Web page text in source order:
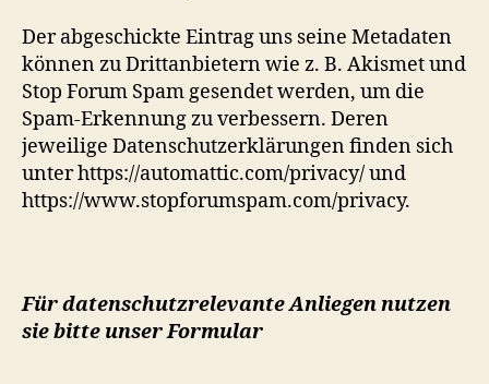
Der abgeschickte Eintrag uns seine Metadaten
können zu Drittanbietern wie z. B. Akismet und
Stop Forum Spam gesendet werden, um die
Spam-Erkennung zu verbessern. Deren
jeweilige Datenschutzerklärungen finden sich
unter https://automattic.com/privacy/ und
https://www.stopforumspam.com/privacy.
Für datenschutzrelevante Anliegen nutzen
sie bitte unser Formular